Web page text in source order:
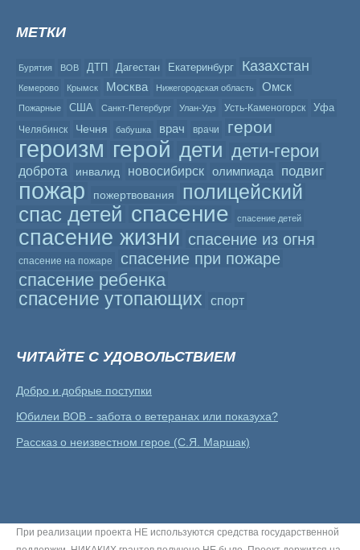
МЕТКИ
Бурятия ВОВ ДТП Дагестан Екатеринбург Казахстан
Кемерово Крымск Москва Нижегородская область Омск
Пожарные США Санкт-Петербург Улан-Удэ Усть-Каменогорск Уфа
Челябинск Чечня бабушка врач врачи герои
героизм герой дети дети-герои
доброта инвалид новосибирск олимпиада подвиг
пожар пожертвования
полицейский
спас детей спасение спасение детей
спасение жизни спасение из огня
спасение на пожаре спасение при пожаре
спасение ребенка
спасение утопающих
спорт
ЧИТАЙТЕ С УДОВОЛЬСТВИЕМ
Добро и добрые поступки
Юбилеи ВОВ - забота о ветеранах или показуха?
Рассказ о неизвестном герое (С.Я. Маршак)
При реализации проекта НЕ используются средства государственной